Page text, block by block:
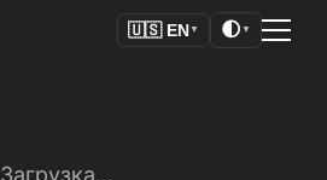
🇺🇸 EN ▼ 🌓 ▼
Загрузка...